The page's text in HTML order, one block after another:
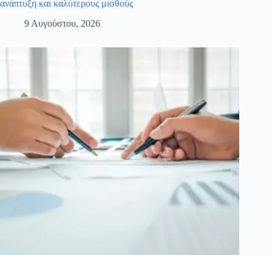
ανάπτυξη και καλύτερους μισθούς
9 Αυγούστου, 2026